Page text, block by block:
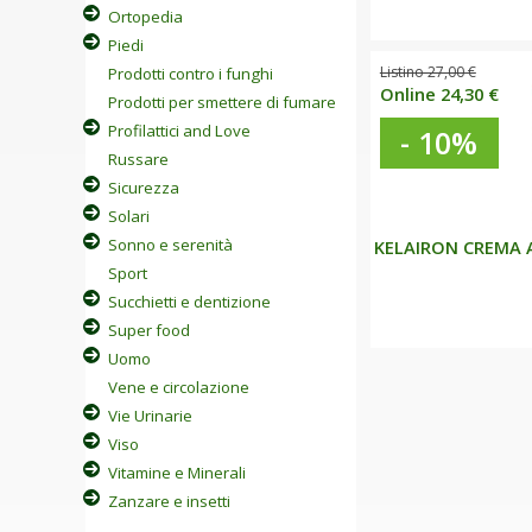
Ortopedia
Piedi
Prodotti contro i funghi
Prodotti per smettere di fumare
Profilattici and Love
Russare
Sicurezza
Solari
Sonno e serenità
Sport
Succhietti e dentizione
Super food
Uomo
Vene e circolazione
Vie Urinarie
Viso
Vitamine e Minerali
Zanzare e insetti
Listino 27,00 €
Online 24,30 €
- 10%
KELAIRON CREMA